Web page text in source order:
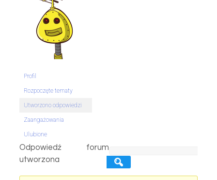
Profil
Rozpoczęte tematy
Utworzono odpowiedzi
Zaangażowania
Ulubione
Odpowiedź forum
utworzona